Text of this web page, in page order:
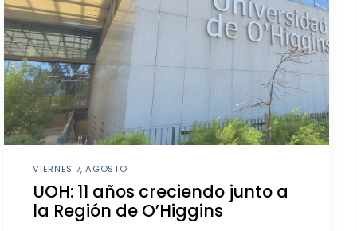
VIERNES 7, AGOSTO
UOH: 11 años creciendo junto a
la Región de O’Higgins